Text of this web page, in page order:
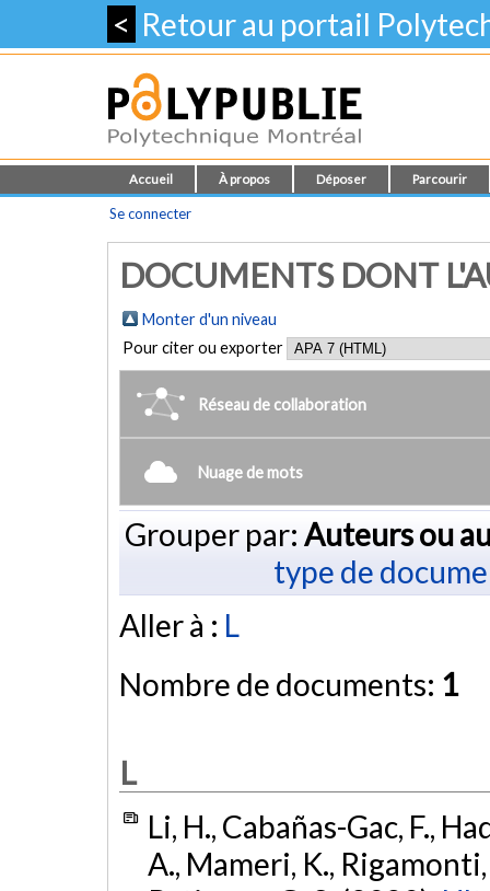
< Retour au portail
Accueil À propos Déposer Parcourir
Se connecter
DOCUMENTS DONT
Monter d'un niveau
Pour citer ou exporter
Réseau de collaboration
Nuage de mots
Grouper par: Auteurs ou
type de
Aller à : L
Nombre de documents: 1
L
Li, H., Cabañas-Gac, F.,
A., Mameri, K.,